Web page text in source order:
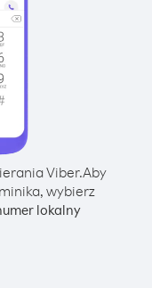
Viber.Aby
wybierz
lokalny